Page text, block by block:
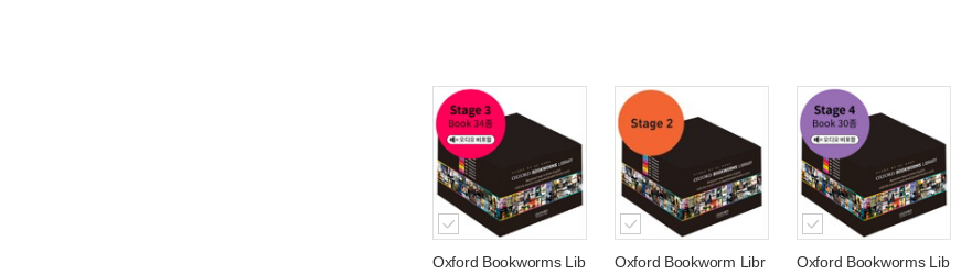
Oxford Bookworms Lib
Oxford Bookworm Libr
Oxford Bookworms Lib